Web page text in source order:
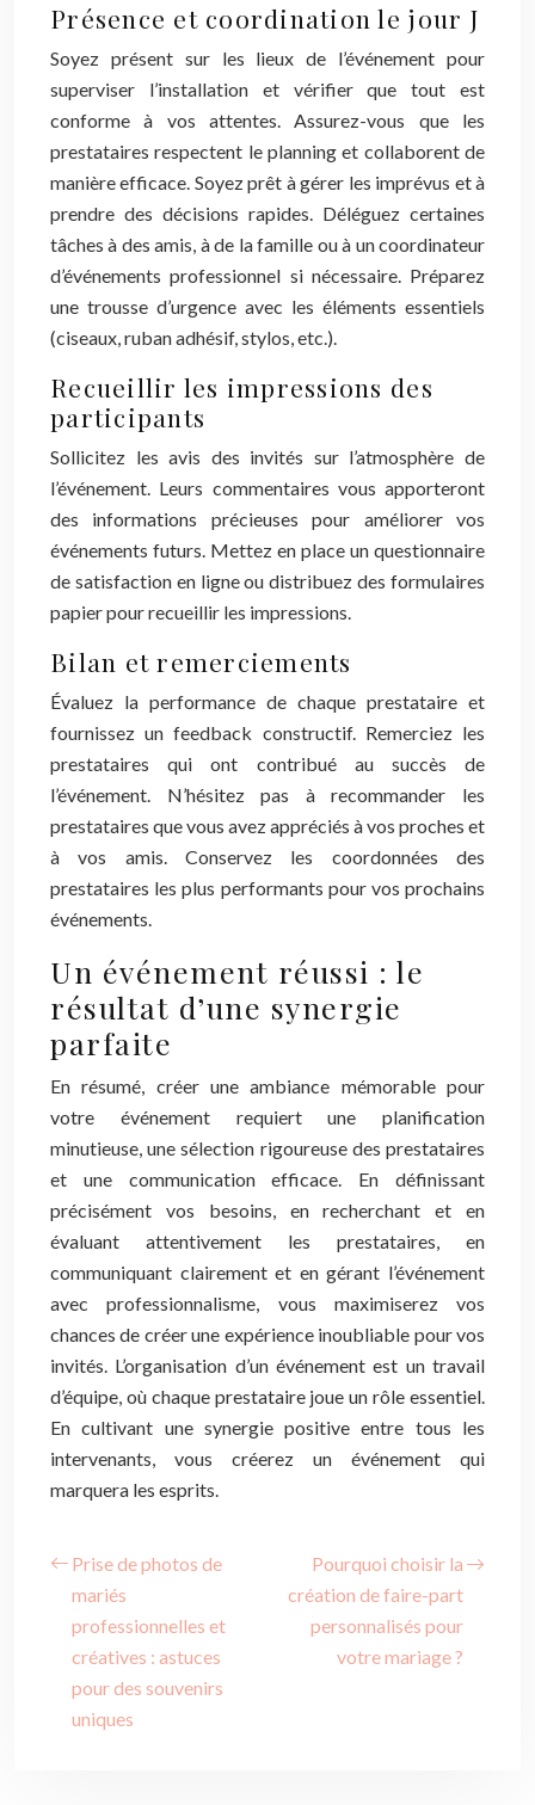
Présence et coordination le jour J
Soyez présent sur les lieux de l’événement pour
superviser l’installation et vérifier que tout est
conforme à vos attentes. Assurez-vous que les
prestataires respectent le planning et collaborent de
manière efficace. Soyez prêt à gérer les imprévus et à
prendre des décisions rapides. Déléguez certaines
tâches à des amis, à de la famille ou à un coordinateur
d’événements professionnel si nécessaire. Préparez
une trousse d’urgence avec les éléments essentiels
(ciseaux, ruban adhésif, stylos, etc.).
Recueillir les impressions des
participants
Sollicitez les avis des invités sur l’atmosphère de
l’événement. Leurs commentaires vous apporteront
des informations précieuses pour améliorer vos
événements futurs. Mettez en place un questionnaire
de satisfaction en ligne ou distribuez des formulaires
papier pour recueillir les impressions.
Bilan et remerciements
Évaluez la performance de chaque prestataire et
fournissez un feedback constructif. Remerciez les
prestataires qui ont contribué au succès de
l’événement. N’hésitez pas à recommander les
prestataires que vous avez appréciés à vos proches et
à vos amis. Conservez les coordonnées des
prestataires les plus performants pour vos prochains
événements.
Un événement réussi : le
résultat d’une synergie
parfaite
En résumé, créer une ambiance mémorable pour
votre événement requiert une planification
minutieuse, une sélection rigoureuse des prestataires
et une communication efficace. En définissant
précisément vos besoins, en recherchant et en
évaluant attentivement les prestataires, en
communiquant clairement et en gérant l’événement
avec professionnalisme, vous maximiserez vos
chances de créer une expérience inoubliable pour vos
invités. L’organisation d’un événement est un travail
d’équipe, où chaque prestataire joue un rôle essentiel.
En cultivant une synergie positive entre tous les
intervenants, vous créerez un événement qui
marquera les esprits.
Prise de photos de
mariés
professionnelles et
créatives : astuces
pour des souvenirs
uniques
Pourquoi choisir la
création de faire-part
personnalisés pour
votre mariage ?